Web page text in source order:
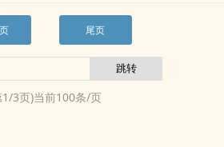
尾页
1/3页)当前100条/页